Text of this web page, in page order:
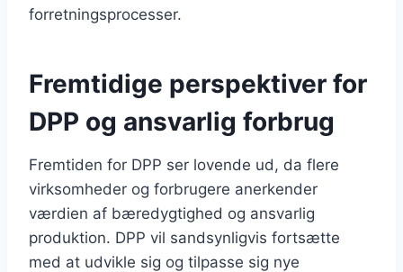
forretningsprocesser.
Fremtidige perspektiver for
DPP og ansvarlig forbrug
Fremtiden for DPP ser lovende ud, da flere
virksomheder og forbrugere anerkender
værdien af bæredygtighed og ansvarlig
produktion. DPP vil sandsynligvis fortsætte
med at udvikle sig og tilpasse sig nye